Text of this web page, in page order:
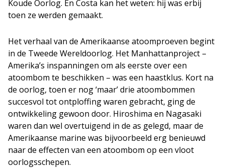
Koude Oorlog. En Costa kan het weten: hij was erbij
toen ze werden gemaakt.
Het verhaal van de Amerikaanse atoomproeven begint
in de Tweede Wereldoorlog. Het Manhattanproject –
Amerika’s inspanningen om als eerste over een
atoombom te beschikken – was een haastklus. Kort na
de oorlog, toen er nog ‘maar’ drie atoombommen
succesvol tot ontploffing waren gebracht, ging de
ontwikkeling gewoon door. Hiroshima en Nagasaki
waren dan wel overtuigend in de as gelegd, maar de
Amerikaanse marine was bijvoorbeeld erg benieuwd
naar de effecten van een atoombom op een vloot
oorlogsschepen.